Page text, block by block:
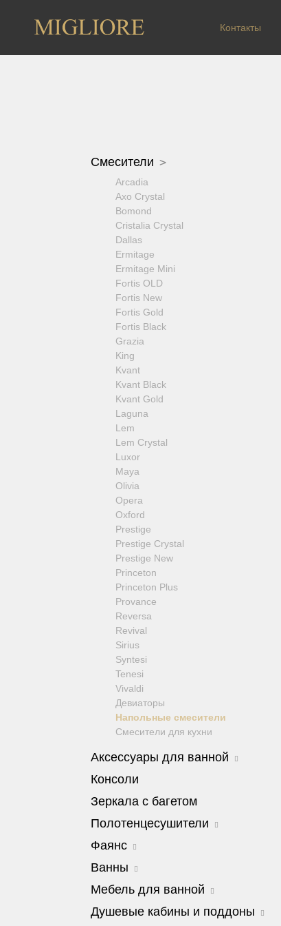
Контакты
Смесители
Arcadia
Axo Crystal
Bomond
Cristalia Crystal
Dallas
Ermitage
Ermitage Mini
Fortis OLD
Fortis New
Fortis Gold
Fortis Black
Grazia
King
Kvant
Kvant Black
Kvant Gold
Laguna
Lem
Lem Crystal
Luxor
Maya
Olivia
Opera
Oxford
Prestige
Prestige Crystal
Prestige New
Princeton
Princeton Plus
Provance
Reversa
Revival
Sirius
Syntesi
Tenesi
Vivaldi
Девиаторы
Напольные смесители
Смесители для кухни
Аксессуары для ванной
Amerida
Cristalia
Dubai
Elisabetta
Fortis
Kvant
Luxor
Консоли
Зеркала с багетом
Полотенцесушители
Edera
Edward
Cleopatra
Фаянс
Charme
Биде
Сиденья
Ванны
Milady
Olivia
Мебель для ванной
Barocco
Душевые кабины и поддоны